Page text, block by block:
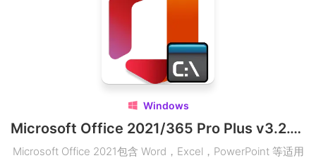
 Windows
Microsoft Office 2021/365 Pro Plus v3.2.0 Win Online Installer专业版激活工具下载
Microsoft Office 2021包含 Word，Excel，PowerPoint 等适用